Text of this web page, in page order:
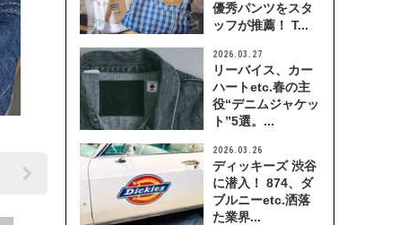
優秀パンツをスタ
ッフが推薦！ T...
2026.03.27
リーバイス、カー
ハートetc.春の主
役“デニムジャケッ
ト”5選。...
2026.03.26
ディッキーズ 渋谷
に潜入！ 874、ダ
ブルニーetc.洒落
た業界...